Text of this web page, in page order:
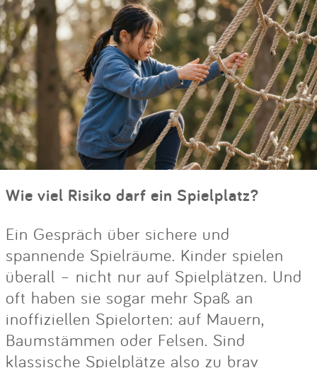
Wie viel Risiko darf ein Spielplatz?
Ein Gespräch über sichere und
spannende Spielräume. Kinder spielen
überall – nicht nur auf Spielplätzen. Und
oft haben sie sogar mehr Spaß an
inoffiziellen Spielorten: auf Mauern,
Baumstämmen oder Felsen. Sind
klassische Spielplätze also zu brav